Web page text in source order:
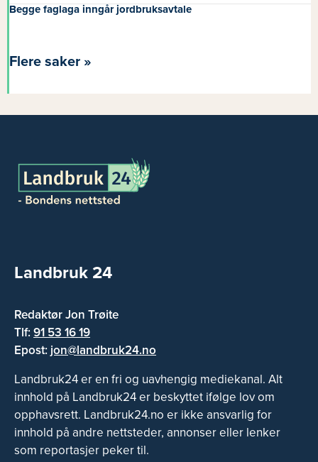
Begge faglaga inngår jordbruksavtale
Flere saker »
Landbruk 24
Redaktør Jon Trøite
Tlf:91 53 16 19
Epost: jon@landbruk24.no
Landbruk24 er en fri og uavhengig mediekanal. Alt
innhold på Landbruk24 er beskyttet ifølge lov om
opphavsrett. Landbruk24.no er ikke ansvarlig for
innhold på andre nettsteder, annonser eller lenker
som reportasjer peker til.